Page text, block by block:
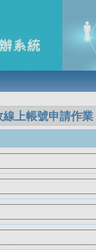
線上帳號申請作業